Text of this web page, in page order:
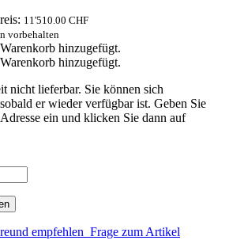
11'510.00 CHF
vorbehalten
hinzugefügt.
hinzugefügt.
nicht lieferbar. Sie können sich
er wieder verfügbar ist. Geben Sie
ein und klicken Sie dann auf
empfehlen Frage zum Artikel